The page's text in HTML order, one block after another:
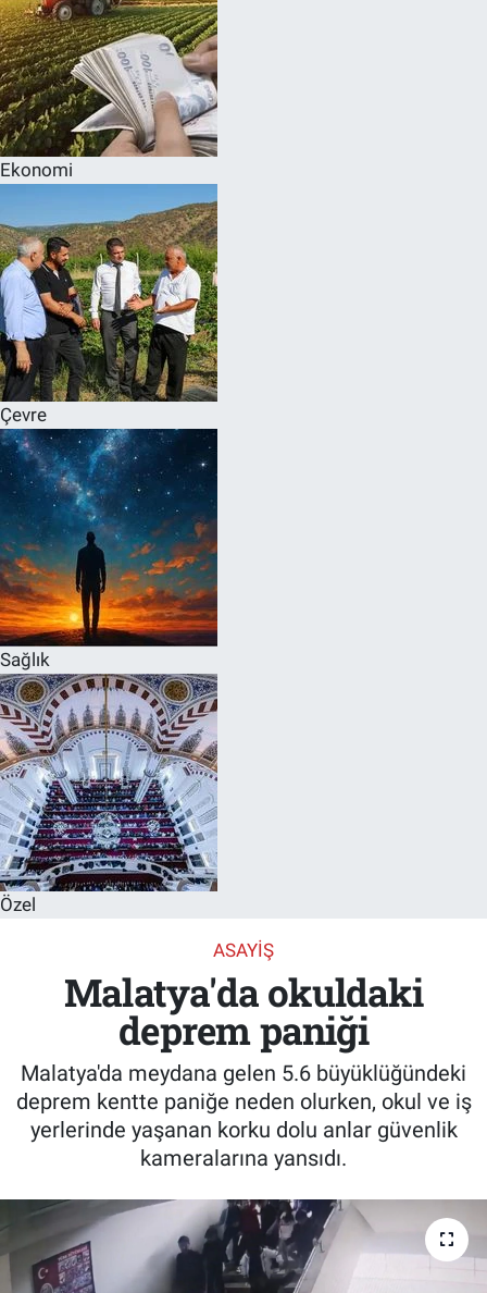
Ekonomi
Çevre
Sağlık
Özel
ASAYIŞ
Malatya'da okuldaki
deprem paniği
Malatya'da meydana gelen 5.6 büyüklüğündeki
deprem kentte paniğe neden olurken, okul ve iş
yerlerinde yaşanan korku dolu anlar güvenlik
kameralarına yansıdı.